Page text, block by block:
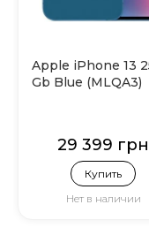
Apple iPhone 13
Gb Blue (MLQA3)
29 399 грн
Купить
Нет в наличии